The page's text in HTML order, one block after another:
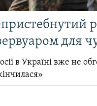
для
в Україні вже не